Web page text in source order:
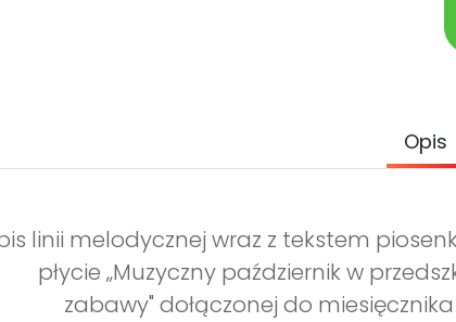
Opis
linii melodycznej wraz z tekstem
płycie „Muzyczny październik w
zabawy" dołączonej do miesięcznika